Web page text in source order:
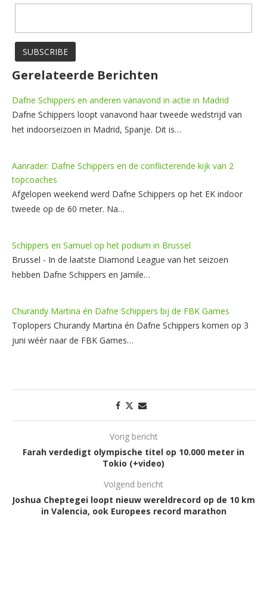
Gerelateerde Berichten
Dafne Schippers en anderen vanavond in actie in Madrid
Dafne Schippers loopt vanavond haar tweede wedstrijd van
het indoorseizoen in Madrid, Spanje. Dit is…
Aanrader: Dafne Schippers en de conflicterende kijk van 2
topcoaches
Afgelopen weekend werd Dafne Schippers op het EK indoor
tweede op de 60 meter. Na…
Schippers en Samuel op het podium in Brussel
Brussel - In de laatste Diamond League van het seizoen
hebben Dafne Schippers en Jamile…
Churandy Martina én Dafne Schippers bij de FBK Games
Toplopers Churandy Martina én Dafne Schippers komen op 3
juni wéér naar de FBK Games…
Vorig bericht
Farah verdedigt olympische titel op 10.000 meter in
Tokio (+video)
Volgend bericht
Joshua Cheptegei loopt nieuw wereldrecord op de 10 km
in Valencia, ook Europees record marathon